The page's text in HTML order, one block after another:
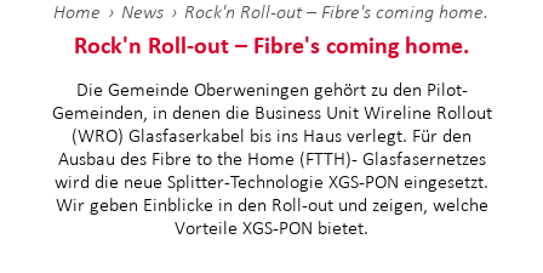
Home News Rock'n Roll-out – Fibre's coming home.
Rock'n Roll-out – Fibre's coming home.
Die Gemeinde Oberweningen gehört zu den Pilot-
Gemeinden, in denen die Business Unit Wireline Rollout
(WRO) Glasfaserkabel bis ins Haus verlegt. Für den
Ausbau des Fibre to the Home (FTTH)- Glasfasernetzes
wird die neue Splitter-Technologie XGS-PON eingesetzt.
Wir geben Einblicke in den Roll-out und zeigen, welche
Vorteile XGS-PON bietet.